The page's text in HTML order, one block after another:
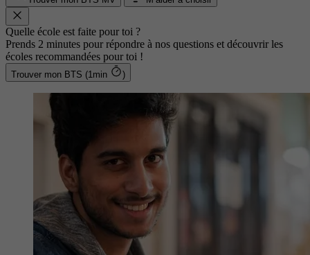
Quelle école est faite pour toi ?
Prends 2 minutes pour répondre à nos questions et découvrir les
écoles recommandées pour toi !
Trouver mon BTS (1min )